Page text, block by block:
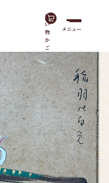
買
い
物
か
ご
メニュー